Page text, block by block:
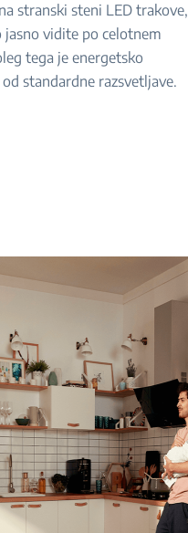
stranski steni LED trakove,
jasno vidite po celotnem
tega je energetsko
standardne razsvetljave.